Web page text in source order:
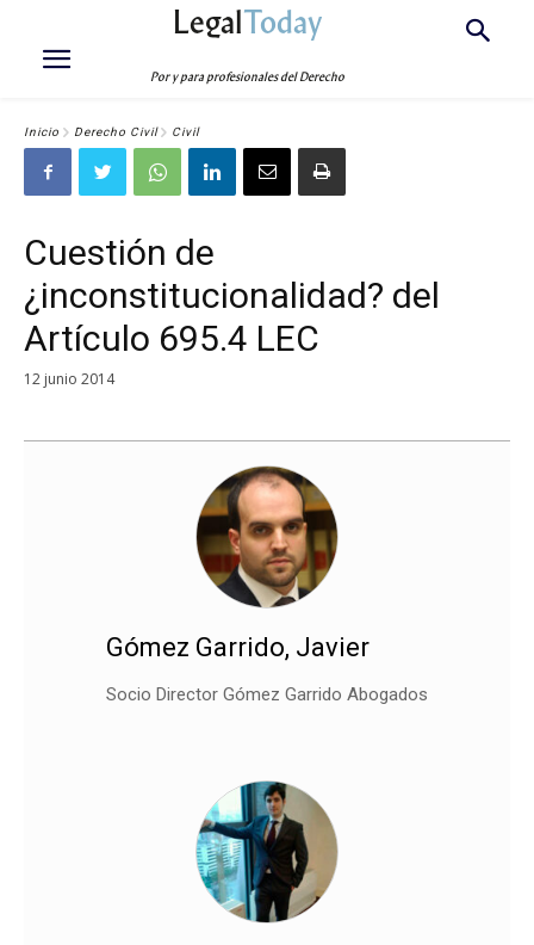
LegalToday
Por y para profesionales del Derecho
Inicio Derecho Civil Civil
Cuestión de
¿inconstitucionalidad? del
Artículo 695.4 LEC
12 junio 2014
Gómez Garrido, Javier
Socio Director Gómez Garrido Abogados